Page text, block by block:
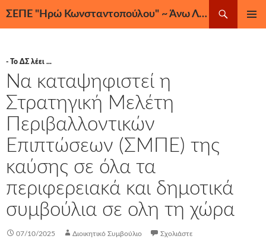
ΣΕΠΕ "Ηρώ Κωνσταντοπούλου" ~ Άνω Λιόσια, Ζεφύρι, Φυλή
- Το ΔΣ λέει ...
Να καταψηφιστεί η
Στρατηγική Μελέτη
Περιβαλλοντικών
Επιπτώσεων (ΣΜΠΕ) της
καύσης σε όλα τα
περιφερειακά και δημοτικά
συμβούλια σε ολη τη χώρα
07/10/2025 Διοικητικό Συμβούλιο Σχολιάστε